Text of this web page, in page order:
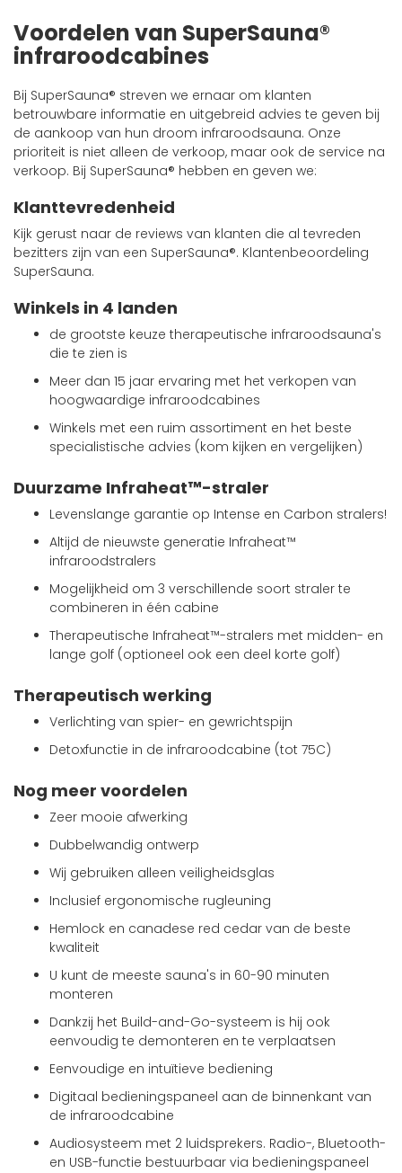
Voordelen van SuperSauna®
infraroodcabines
Bij SuperSauna® streven we ernaar om klanten
betrouwbare informatie en uitgebreid advies te geven bij
de aankoop van hun droom infraroodsauna. Onze
prioriteit is niet alleen de verkoop, maar ook de service na
verkoop. Bij SuperSauna® hebben en geven we:
Klanttevredenheid
Kijk gerust naar de reviews van klanten die al tevreden
bezitters zijn van een SuperSauna®. Klantenbeoordeling
SuperSauna.
Winkels in 4 landen
de grootste keuze therapeutische infraroodsauna's
die te zien is
Meer dan 15 jaar ervaring met het verkopen van
hoogwaardige infraroodcabines
Winkels met een ruim assortiment en het beste
specialistische advies (kom kijken en vergelijken)
Duurzame Infraheat™-straler
Levenslange garantie op Intense en Carbon stralers!
Altijd de nieuwste generatie Infraheat™
infraroodstralers
Mogelijkheid om 3 verschillende soort straler te
combineren in één cabine
Therapeutische Infraheat™-stralers met midden- en
lange golf (optioneel ook een deel korte golf)
Therapeutisch werking
Verlichting van spier- en gewrichtspijn
Detoxfunctie in de infraroodcabine (tot 75C)
Nog meer voordelen
Zeer mooie afwerking
Dubbelwandig ontwerp
Wij gebruiken alleen veiligheidsglas
Inclusief ergonomische rugleuning
Hemlock en canadese red cedar van de beste
kwaliteit
U kunt de meeste sauna's in 60-90 minuten
monteren
Dankzij het Build-and-Go-systeem is hij ook
eenvoudig te demonteren en te verplaatsen
Eenvoudige en intuïtieve bediening
Digitaal bedieningspaneel aan de binnenkant van
de infraroodcabine
Audiosysteem met 2 luidsprekers. Radio-, Bluetooth-
en USB-functie bestuurbaar via bedieningspaneel